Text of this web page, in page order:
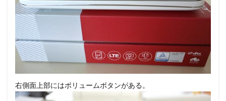
右側面上部にはボリュームボタンがある。